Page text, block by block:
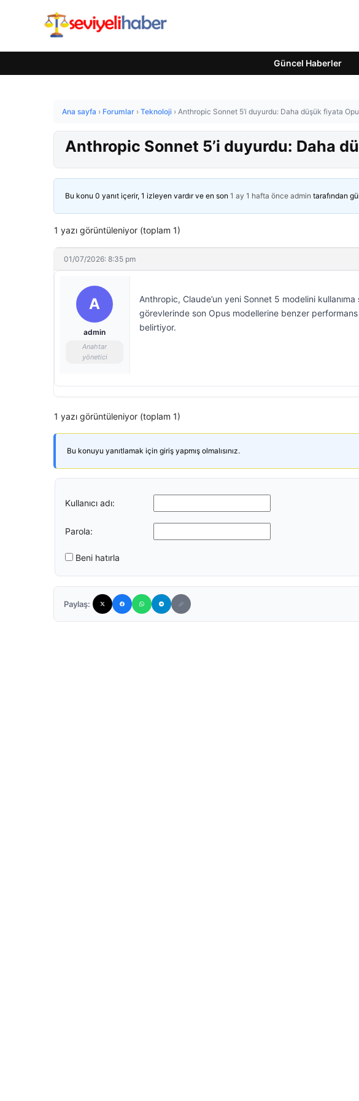
Güncel Haberler
Ana sayfa › Forumlar › Teknoloji › Anthropic Sonnet 5’i duyurdu: Daha düşük fiyata
Anthropic Sonnet 5’i duyurdu: Daha
Bu konu 0 yanıt içerir, 1 izleyen vardır ve en son 1 ay 1 hafta önce admin tarafından
1 yazı görüntüleniyor (toplam 1)
01/07/2026: 8:35 pm
A
admin
Anahtar
yönetici
Anthropic, Claude’un yeni Sonnet 5 modelini
görevlerinde son Opus modellerine benzer
belirtiyor.
1 yazı görüntüleniyor (toplam 1)
Bu konuyu yanıtlamak için giriş yapmış olmalısınız.
Kullanıcı adı:
Parola:
Beni hatırla
Paylaş: